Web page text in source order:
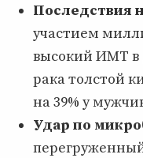
Последствия
участием
высокий ИМТ в
рака толстой
на 39% у
Удар по